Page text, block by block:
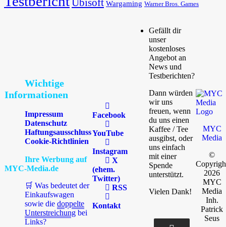
Ubisoft Wargaming Warner Bros. Games
Wichtige
Informationen
Impressum
Datenschutz
Haftungsausschluss
Cookie-Richtlinien
Ihre Werbung auf
MYC-Media.de
🛒 Was bedeutet der
Einkaufswagen
sowie die doppelte
Unterstreichung bei
Links?
Facebook
YouTube
Instagram
X
(ehem.
Twitter)
RSS
Kontakt
Gefällt dir
unser
kostenloses
Angebot an
News und
Testberichten?
Dann würden
wir uns
freuen, wenn
du uns einen
Kaffee / Tee
ausgibst, oder
uns einfach
mit einer
Spende
unterstützt.
Vielen Dank!
MYC
Media
©
2026
MYC
Media
Inh.
Patrick
Seus